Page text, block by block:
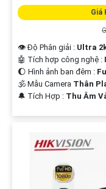
Giá
👁 Độ Phân giải : Ultra
🤖️ Tích hợp công nghệ :
🌔 Hình ảnh ban đêm :
🕉️ Mẫu Camera Thân
️🔔 Tích Hợp : Thu Âm